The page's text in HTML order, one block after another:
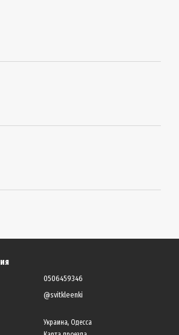
0506459346
@svitkleenki
Украина, Одесса